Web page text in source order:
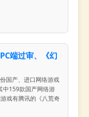
端过审、《幻
国产、进口网络游戏
中159款国产网络游
戏有腾讯的《八荒奇